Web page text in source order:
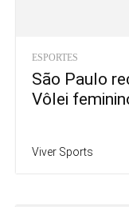
ESPORTES
São Paulo
Vôlei
Viver Sports